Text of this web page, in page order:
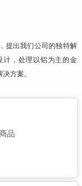
品
提出我们公司的独特解
，处理以铝为主的金
方案。